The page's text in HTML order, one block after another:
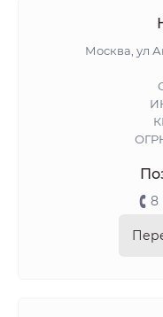
Москва, ул
8